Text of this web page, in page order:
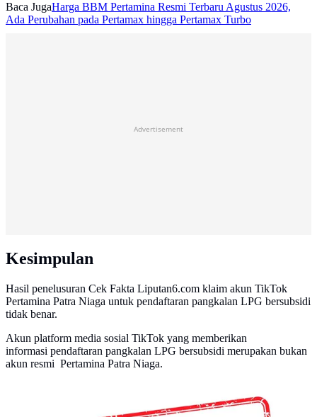
Baca JugaHarga BBM Pertamina Resmi Terbaru Agustus 2026,
Ada Perubahan pada Pertamax hingga Pertamax Turbo
Advertisement
Kesimpulan
Hasil penelusuran Cek Fakta Liputan6.com klaim akun TikTok
Pertamina Patra Niaga untuk pendaftaran pangkalan LPG bersubsidi
tidak benar.
Akun platform media sosial TikTok yang memberikan
informasi pendaftaran pangkalan LPG bersubsidi merupakan bukan
akun resmi Pertamina Patra Niaga.